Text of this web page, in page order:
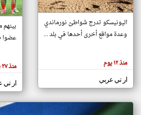
اخبار جزر
أهم اخبار جزر
هنا عن
وجهة
كاتبيها.
اليونيسكو تدرج شواطئ نورماندي
وعدة مواقع أخرى أحدها في بلد ...
منذ ١٢ يوم
ار تي عربي
عضوا
منذ ٢٧ يوم
ار تي